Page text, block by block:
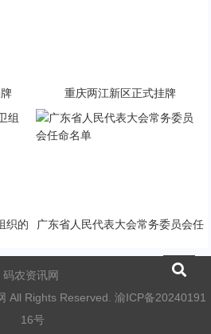
重庆两江新区正式挂牌
织的
广东省人民代表大会常务委员会任
码农资讯网
All Rights Reserved. 渝ICP备20240191
16号